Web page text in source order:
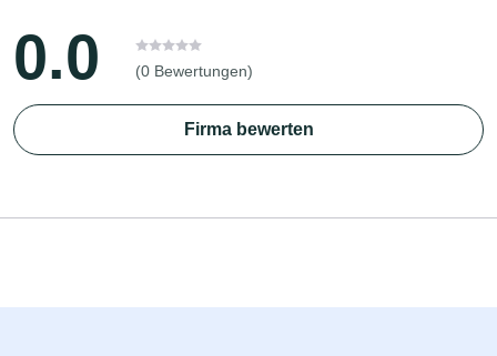
0.0 (0 Bewertungen)
Firma bewerten